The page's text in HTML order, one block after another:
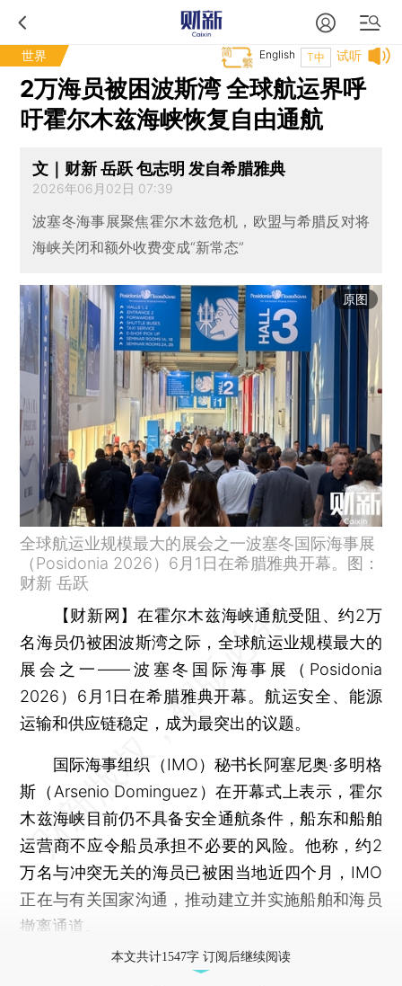
世界 试听
T中
English
2万海员被困波斯湾 全球航运界呼
吁霍尔木兹海峡恢复自由通航
文｜财新 岳跃 包志明 发自希腊雅典
2026年06月02日 07:39
波塞冬海事展聚焦霍尔木兹危机，欧盟与希腊反对将
海峡关闭和额外收费变成“新常态”
原图
全球航运业规模最大的展会之一波塞冬国际海事展
（Posidonia 2026）6月1日在希腊雅典开幕。图：
财新 岳跃
【财新网】在霍尔木兹海峡通航受阻、约2万
名海员仍被困波斯湾之际，全球航运业规模最大的
展会之一——波塞冬国际海事展（Posidonia
2026）6月1日在希腊雅典开幕。航运安全、能源
运输和供应链稳定，成为最突出的议题。
国际海事组织（IMO）秘书长阿塞尼奥·多明格
斯（Arsenio Dominguez）在开幕式上表示，霍尔
木兹海峡目前仍不具备安全通航条件，船东和船舶
运营商不应令船员承担不必要的风险。他称，约2
万名与冲突无关的海员已被困当地近四个月，IMO
正在与有关国家沟通，推动建立并实施船舶和海员
撤离通道。
本文共计1547字 订阅后继续阅读